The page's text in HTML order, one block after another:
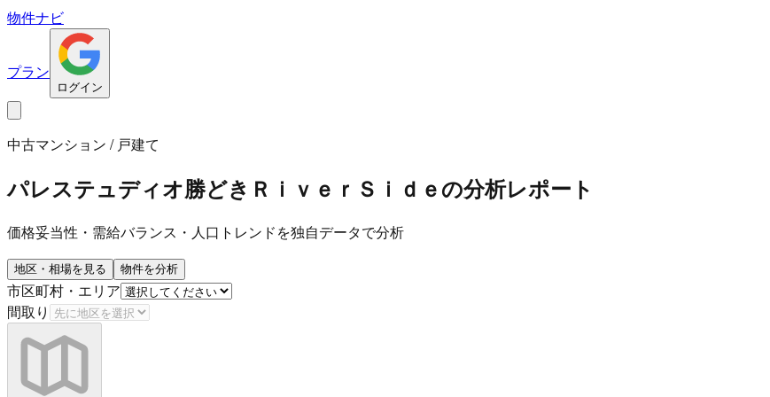
物件ナビ
プラン
ログイン
中古マンション / 戸建て
パレステュディオ勝どきＲｉｖｅｒＳｉｄｅの分析レポート
価格妥当性・需給バランス・人口トレンドを独自データで分析
地区・相場を見る 物件を分析
市区町村・エリア
間取り